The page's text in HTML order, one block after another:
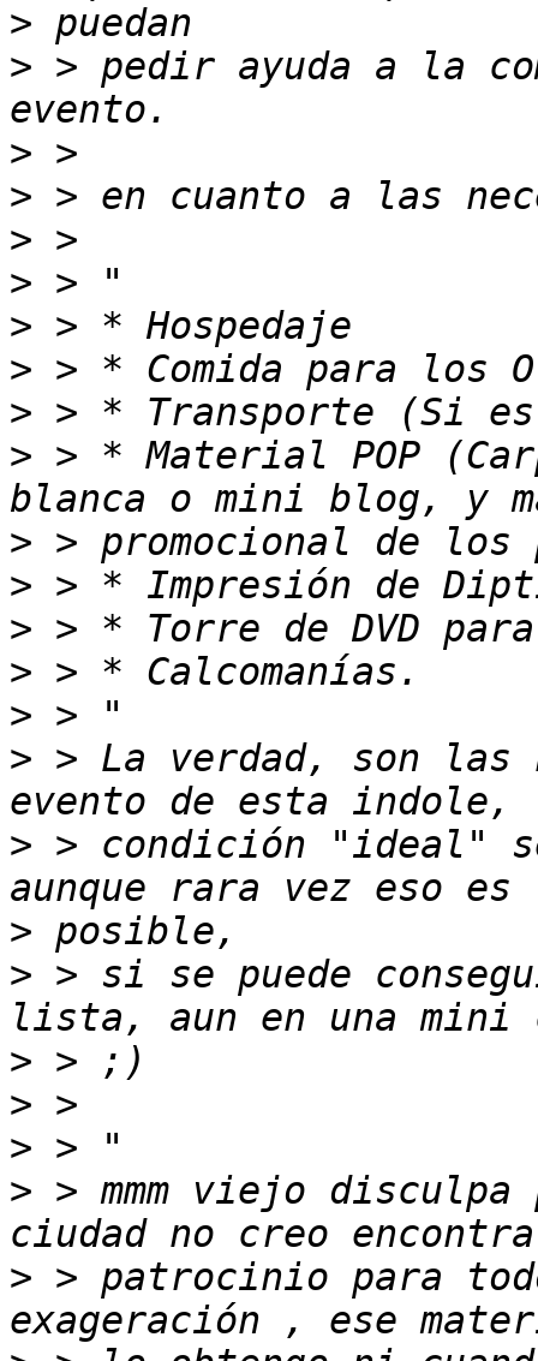
>
> > pedir ayuda a la
>
>
>
>
>
>
>
> > * Material POP
>
>
>
>
>
> > La verdad, son las
> > condición "ideal"
>
> > si se puede
>
>
>
> > mmm viejo
> > patrocinio para